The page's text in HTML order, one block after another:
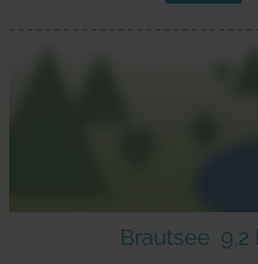
Brautsee 9,2